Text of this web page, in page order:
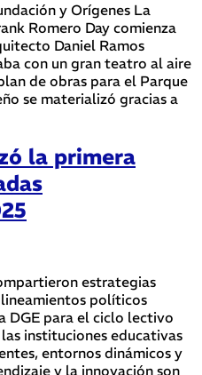
y Orígenes La
Romero Day comienza
Daniel Ramos
con un gran teatro al aire
de obras para el Parque
se materializó gracias a
la primera
estrategias
políticos
DGE para el ciclo lectivo
instituciones educativas
entornos dinámicos y
y la innovación son